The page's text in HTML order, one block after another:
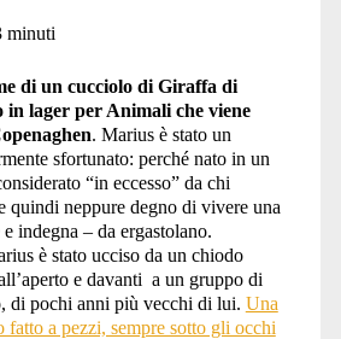
minuti
di un cucciolo di Giraffa di
in lager per Animali che viene
. Marius è stato un
sfortunato: perché nato in un
“in eccesso” da chi
quindi neppure degno di vivere una
indegna – da ergastolano.
è stato ucciso da un chiodo
e davanti a un gruppo di
di pochi anni più vecchi di lui. Una
fatto a pezzi, sempre sotto gli occhi